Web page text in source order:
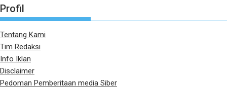
Profil
Tentang Kami
Tim Redaksi
Info Iklan
Disclaimer
Pedoman Pemberitaan media Siber